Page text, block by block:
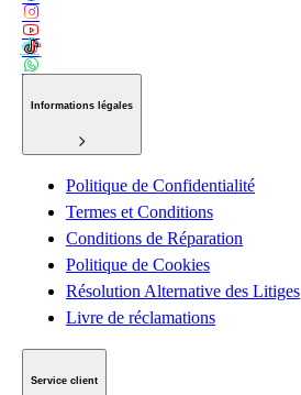
Informations légales
Politique de Confidentialité
Termes et Conditions
Conditions de Réparation
Politique de Cookies
Résolution Alternative des Litiges
Livre de réclamations
Service client